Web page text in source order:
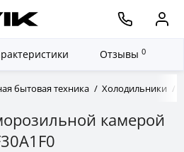
бытовая техника Холодильники
камерой
Отзывы 0